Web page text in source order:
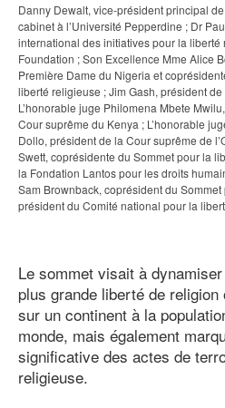
Danny Dewalt, vice-président principal
cabinet à l’Université Pepperdine ; Dr
international des initiatives pour la
Foundation ; Son Excellence Mme Alice
Première Dame du Nigeria et
liberté religieuse ; Jim Gash, président
L’honorable juge Philomena Mbete
Cour suprême du Kenya ; L’honorable
Dollo, président de la Cour suprême de
Swett, coprésidente du Sommet pour la
la Fondation Lantos pour les droits
Sam Brownback, coprésident du
président du Comité national pour la
Le sommet visait à
plus grande liberté de
sur un continent à la
monde, mais également
significative des actes de
religieuse.